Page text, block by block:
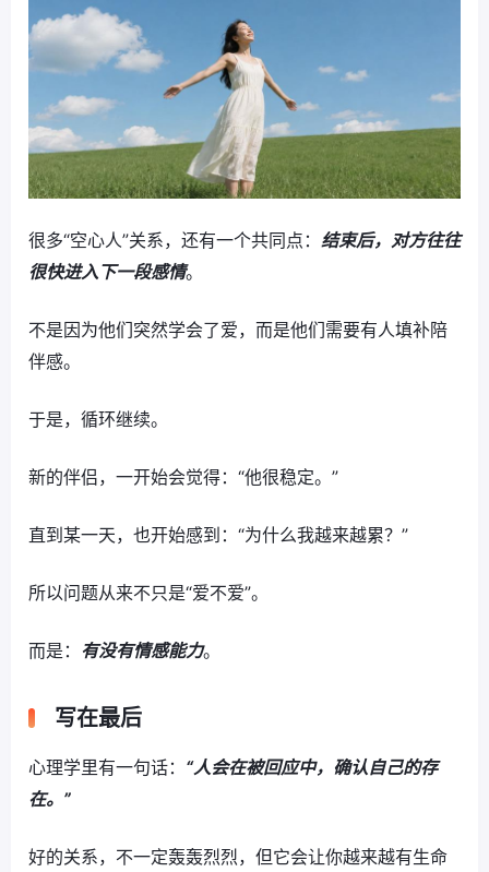
很多“空心人”关系，还有一个共同点： 结束后，对方往往
很快进入下一段感情。
不是因为他们突然学会了爱，而是他们需要有人填补陪
伴感。
于是，循环继续。
新的伴侣，一开始会觉得：“他很稳定。”
直到某一天，也开始感到：“为什么我越来越累？”
所以问题从来不只是“爱不爱”。
而是： 有没有情感能力。
写在最后
心理学里有一句话： “人会在被回应中，确认自己的存
在。”
好的关系，不一定轰轰烈烈，但它会让你越来越有生命